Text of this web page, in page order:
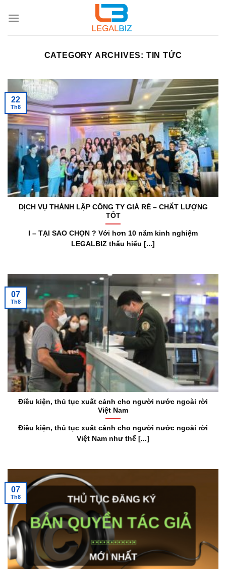
CATEGORY ARCHIVES: TIN TỨC
DỊCH VỤ THÀNH LẬP CÔNG TY GIÁ RẺ – CHẤT LƯỢNG
TỐT
I – TẠI SAO CHỌN ? Với hơn 10 năm kinh nghiệm
LEGALBIZ thấu hiểu [...]
22
Th8
Điều kiện, thủ tục xuất cảnh cho người nước ngoài rời
Việt Nam
Điều kiện, thủ tục xuất cảnh cho người nước ngoài rời
Việt Nam như thế [...]
07
Th8
07
Th8